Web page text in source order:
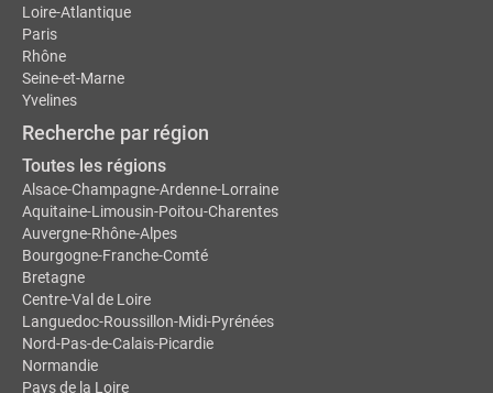
Loire-Atlantique
Paris
Rhône
Seine-et-Marne
Yvelines
Recherche par région
Toutes les régions
Alsace-Champagne-Ardenne-Lorraine
Aquitaine-Limousin-Poitou-Charentes
Auvergne-Rhône-Alpes
Bourgogne-Franche-Comté
Bretagne
Centre-Val de Loire
Languedoc-Roussillon-Midi-Pyrénées
Nord-Pas-de-Calais-Picardie
Normandie
Pays de la Loire